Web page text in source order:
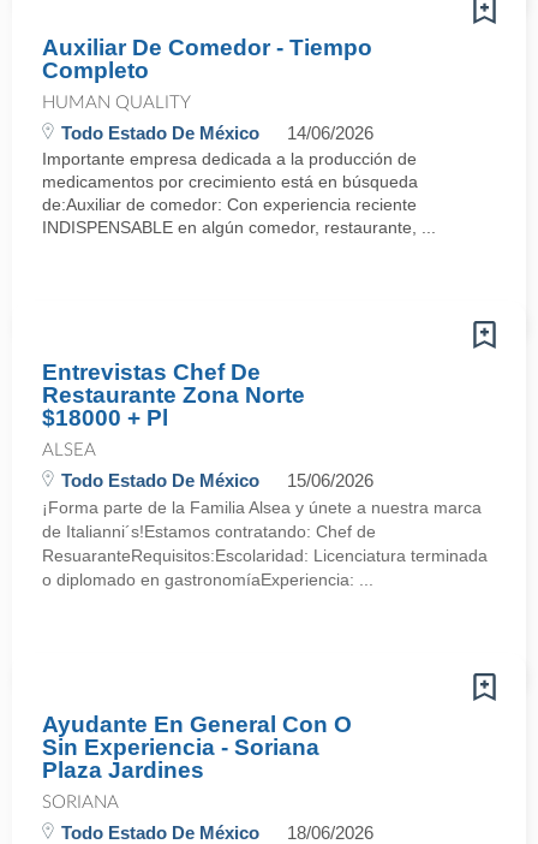
Auxiliar De Comedor - Tiempo
Completo
HUMAN QUALITY
Todo Estado De México 14/06/2026
Importante empresa dedicada a la producción de
medicamentos por crecimiento está en búsqueda
de:Auxiliar de comedor: Con experiencia reciente
INDISPENSABLE en algún comedor, restaurante, ...
Entrevistas Chef De
Restaurante Zona Norte
$18000 + Pl
ALSEA
Todo Estado De México 15/06/2026
¡Forma parte de la Familia Alsea y únete a nuestra marca
de Italianni´s!Estamos contratando: Chef de
ResuaranteRequisitos:Escolaridad: Licenciatura terminada
o diplomado en gastronomíaExperiencia: ...
Ayudante En General Con O
Sin Experiencia - Soriana
Plaza Jardines
SORIANA
Todo Estado De México 18/06/2026